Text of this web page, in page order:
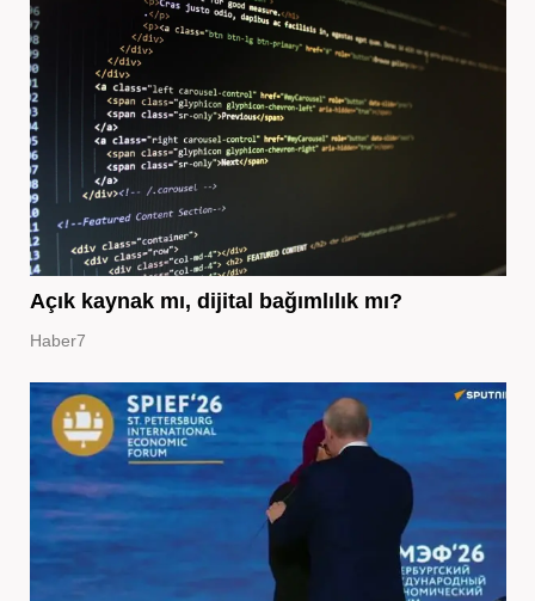
Açık kaynak mı, dijital bağımlılık mı?
Haber7